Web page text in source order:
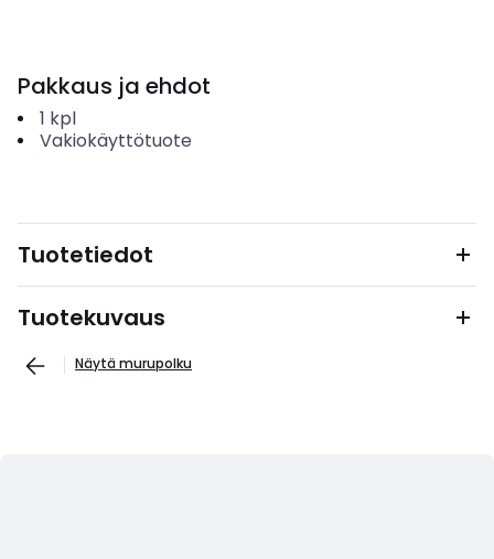
Pakkaus ja ehdot
1 kpl
Vakiokäyttötuote
Tuotetiedot
Tuotekuvaus
Näytä murupolku